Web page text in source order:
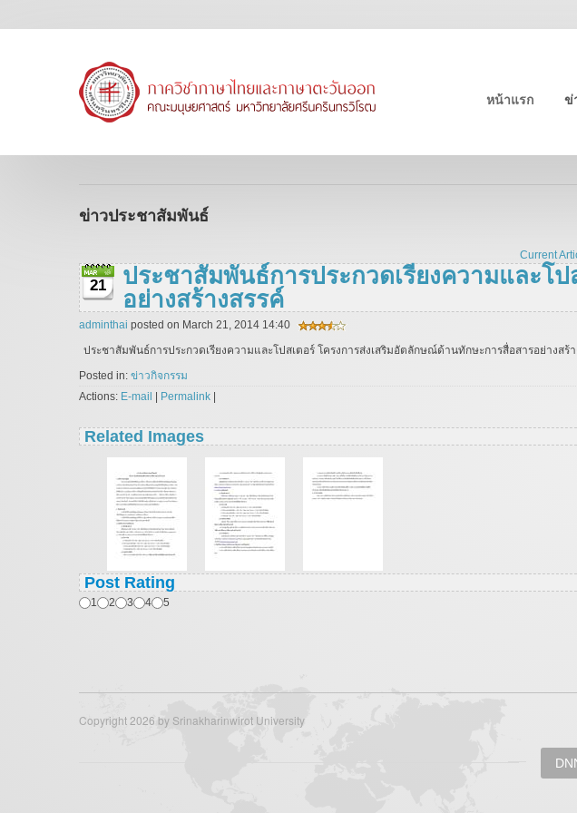
หน้าแรก ข่
ข่าวประชาสัมพันธ์
Current
21
ประชาสัมพันธ์การประกวดเรียงความและโ
อย่างสร้างสรรค์
adminthai posted on March 21, 2014 14:40
ประชาสัมพันธ์การประกวดเรียงความและโปสเตอร์ โครงการส่งเสริมอัตลักษณ์ด้านทักษะการสื่อสารอย่าง
Posted in: ข่าวกิจกรรม
Actions: E-mail Permalink
Related Images
Post Rating
1 2 3 4 5
Copyright 2026 by Srinakharinwirot University